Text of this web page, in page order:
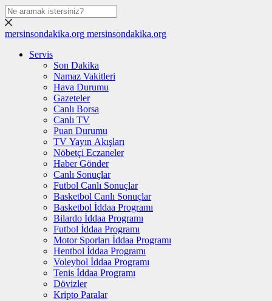
mersinsondakika.org mersinsondakika.org
Servis
Son Dakika
Namaz Vakitleri
Hava Durumu
Gazeteler
Canlı Borsa
Canlı TV
Puan Durumu
TV Yayın Akışları
Nöbetçi Eczaneler
Haber Gönder
Canlı Sonuçlar
Futbol Canlı Sonuçlar
Basketbol Canlı Sonuçlar
Basketbol İddaa Programı
Bilardo İddaa Programı
Futbol İddaa Programı
Motor Sporları İddaa Programı
Hentbol İddaa Programı
Voleybol İddaa Programı
Tenis İddaa Programı
Dövizler
Kripto Paralar